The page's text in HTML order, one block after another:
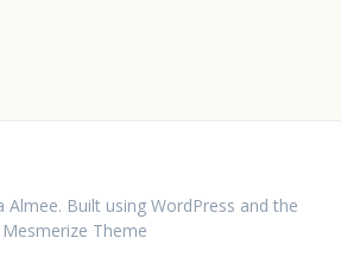
Built using WordPress and the
Mesmerize Theme